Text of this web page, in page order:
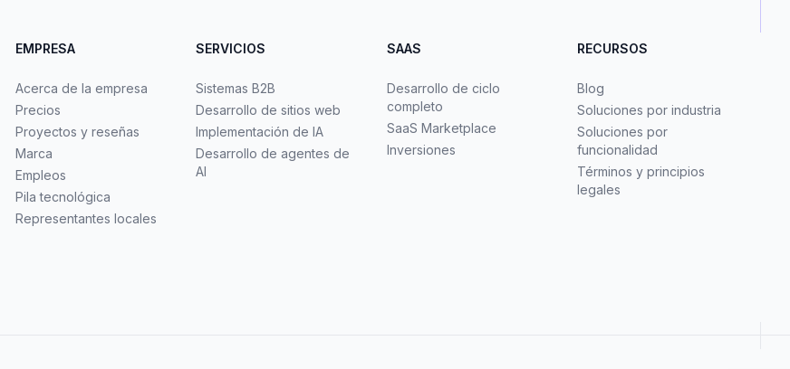
EMPRESA
Acerca de la empresa
Precios
Proyectos y reseñas
Marca
Empleos
Pila tecnológica
Representantes locales
SERVICIOS
Sistemas B2B
Desarrollo de sitios web
Implementación de IA
Desarrollo de agentes de
AI
SAAS
Desarrollo de ciclo
completo
SaaS Marketplace
Inversiones
RECURSOS
Blog
Soluciones por industria
Soluciones por
funcionalidad
Términos y principios
legales